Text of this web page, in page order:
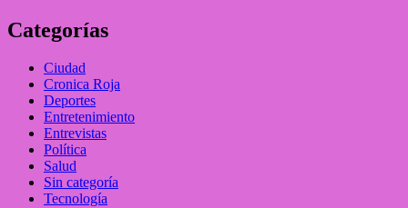
Categorías
Ciudad
Cronica Roja
Deportes
Entretenimiento
Entrevistas
Política
Salud
Sin categoría
Tecnología